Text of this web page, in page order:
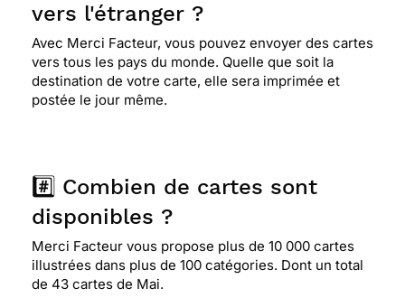
vers l'étranger ?
Avec Merci Facteur, vous pouvez envoyer des cartes
vers tous les pays du monde. Quelle que soit la
destination de votre carte, elle sera imprimée et
postée le jour même.
#️⃣ Combien de cartes sont
disponibles ?
Merci Facteur vous propose plus de 10 000 cartes
illustrées dans plus de 100 catégories. Dont un total
de 43 cartes de Mai.